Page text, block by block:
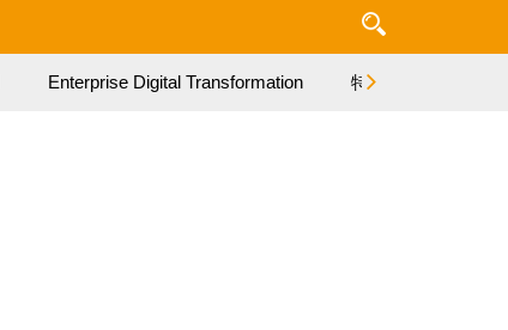
Enterprise Digital Transformation 特集